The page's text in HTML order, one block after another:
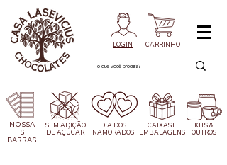
LOGIN CARRINHO
NOSSA
S
BARRAS
SEM ADIÇÃO
DE AÇÚCAR
DIA DOS
NAMORADOS
CAIXASE
EMBALAGENS
KITS &
OUTROS